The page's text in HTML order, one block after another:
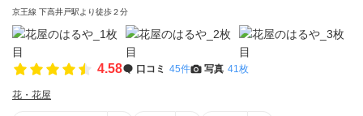
京王線 下高井戸駅より徒歩２分
4.58 口コミ 45件 写真 41枚
花・花屋